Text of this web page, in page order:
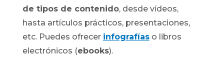
de tipos de contenido, desde vídeos,
hasta artículos prácticos, presentaciones,
etc. Puedes ofrecer infografíaso libros
electrónicos (ebooks).